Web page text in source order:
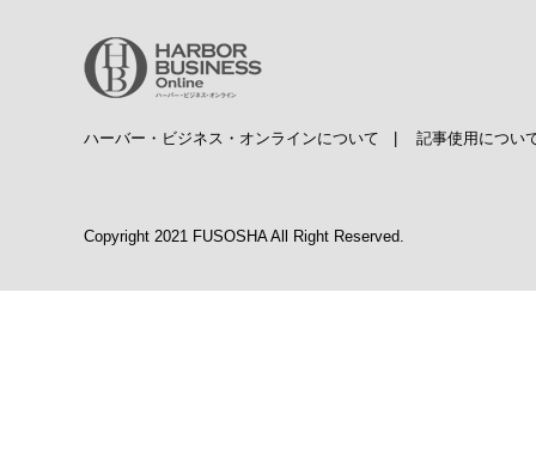
ハーバー・ビジネス・オンラインについて 記事使用につい
Copyright 2021 FUSOSHA All Right Reserved.